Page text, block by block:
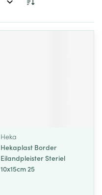
Heka
Hekaplast Border
Eilandpleister Steriel
10x15cm 25